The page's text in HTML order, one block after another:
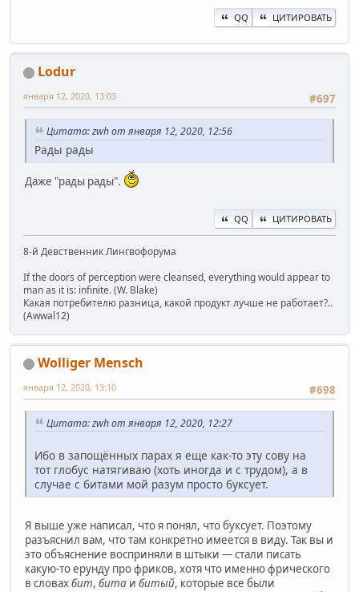
QQ ЦИТИРОВАТЬ
Lodur
#697
января 12, 2020, 13:03
Цитата: zwh от января 12, 2020, 12:56
Рады рады
Даже "рады рады".
QQ ЦИТИРОВАТЬ
8-й Девственник Лингвофорума
If the doors of perception were cleansed, everything would appear to
man as it is: infinite. (W. Blake)
Какая потребителю разница, какой продукт лучше не работает?..
(Awwal12)
Wolliger Mensch
#698
января 12, 2020, 13:10
Цитата: zwh от января 12, 2020, 12:27
Ибо в запощённых парах я еще как-то эту сову на
тот глобус натягиваю (хоть иногда и с трудом), а в
случае с битами мой разум просто буксует.
Я выше уже написал, что я понял, что буксует. Поэтому
разъяснил вам, что там конкретно имеется в виду. Так вы и
это объяснение восприняли в штыки — стали писать
какую-то ерунду про фриков, хотя что именно фрического
в словахбит, бита и битый, которые все были